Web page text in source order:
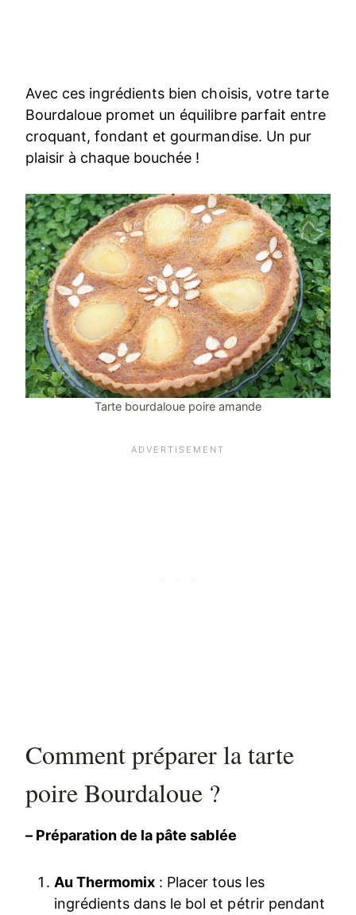
Avec ces ingrédients bien choisis, votre tarte
Bourdaloue promet un équilibre parfait entre
croquant, fondant et gourmandise. Un pur
plaisir à chaque bouchée !
Tarte bourdaloue poire amande
Comment préparer la tarte
poire Bourdaloue ?
– Préparation de la pâte sablée
Au Thermomix : Placer tous les
ingrédients dans le bol et pétrir pendant